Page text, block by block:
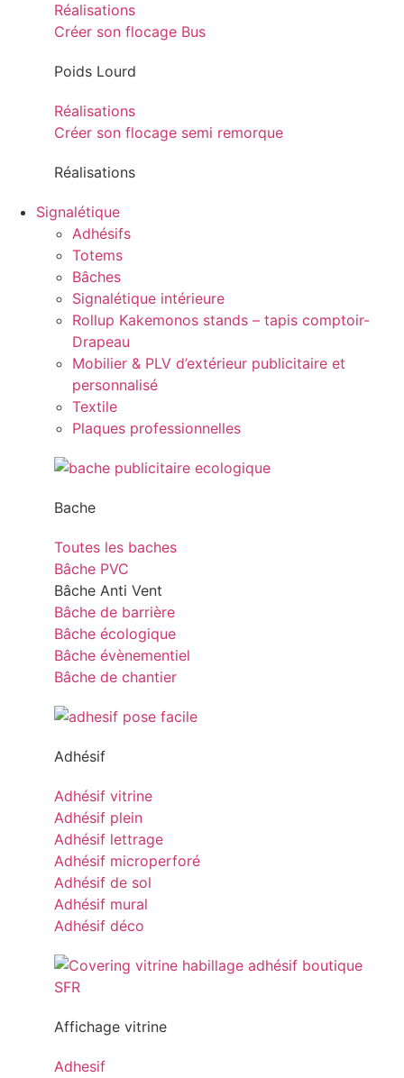
Réalisations
Créer son flocage Bus
Poids Lourd
Réalisations
Créer son flocage semi remorque
Réalisations
Signalétique
Adhésifs
Totems
Bâches
Signalétique intérieure
Rollup Kakemonos stands – tapis comptoir-
Drapeau
Mobilier & PLV d’extérieur publicitaire et
personnalisé
Textile
Plaques professionnelles
Bache
Toutes les baches
Bâche PVC
Bâche Anti Vent
Bâche de barrière
Bâche écologique
Bâche évènementiel
Bâche de chantier
Adhésif
Adhésif vitrine
Adhésif plein
Adhésif lettrage
Adhésif microperforé
Adhésif de sol
Adhésif mural
Adhésif déco
Affichage vitrine
Adhesif